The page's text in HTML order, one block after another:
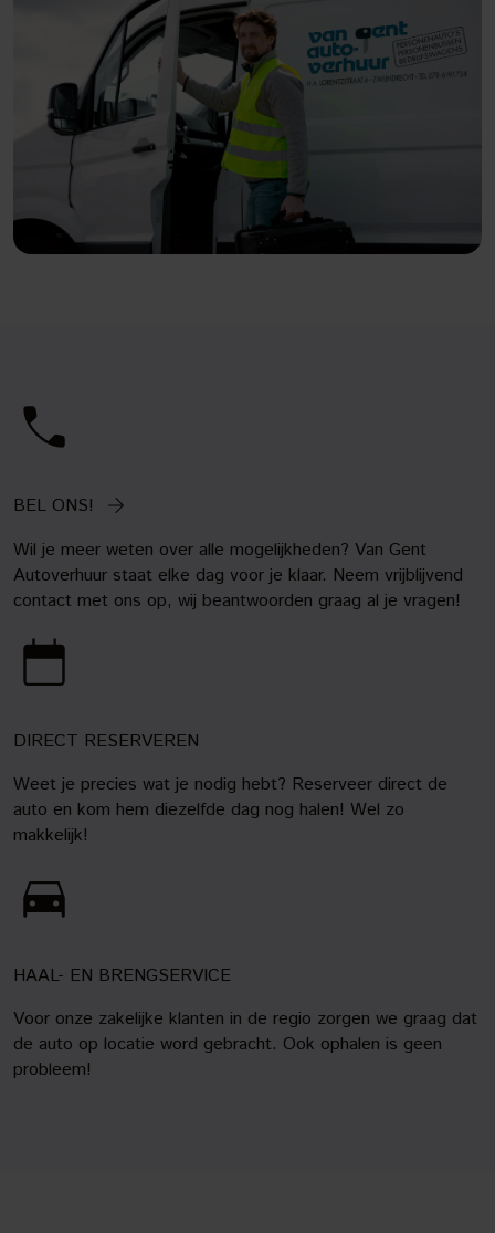
BEL ONS!
Wil je meer weten over alle mogelijkheden? Van Gent
Autoverhuur staat elke dag voor je klaar. Neem vrijblijvend
contact met ons op, wij beantwoorden graag al je vragen!
DIRECT RESERVEREN
Weet je precies wat je nodig hebt? Reserveer direct de
auto en kom hem diezelfde dag nog halen! Wel zo
makkelijk!
HAAL- EN BRENGSERVICE
Voor onze zakelijke klanten in de regio zorgen we graag dat
de auto op locatie word gebracht. Ook ophalen is geen
probleem!